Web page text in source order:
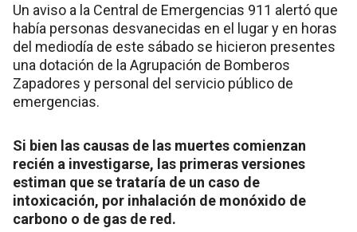
Un aviso a la Central de Emergencias 911 alertó que
había personas desvanecidas en el lugar y en horas
del mediodía de este sábado se hicieron presentes
una dotación de la Agrupación de Bomberos
Zapadores y personal del servicio público de
emergencias.
Si bien las causas de las muertes comienzan
recién a investigarse, las primeras versiones
estiman que se trataría de un caso de
intoxicación, por inhalación de monóxido de
carbono o de gas de red.